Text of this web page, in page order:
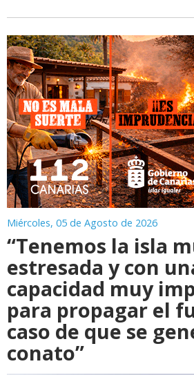
Miércoles, 05 de Agosto de 2026
“Tenemos la isla
estresada y con
capacidad muy
para propagar el
caso de que se
conato”